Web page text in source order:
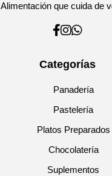
Alimentación que cuida de
Categorías
Panadería
Pastelería
Platos Preparados
Chocolatería
Suplementos